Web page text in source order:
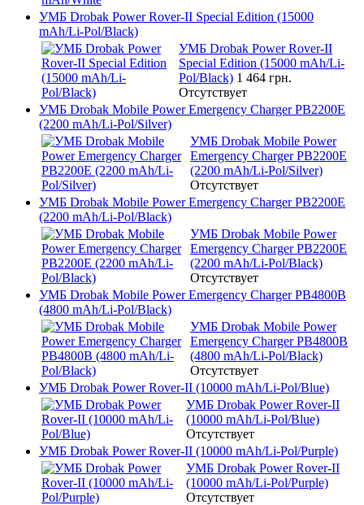
УМБ Drobak Power Rover-II Special Edition (15000
mAh/Li-Pol/Black)
УМБ Drobak Power Rover-II
Special Edition (15000 mAh/Li-
Pol/Black) 1 464 грн.
Отсутствует
УМБ Drobak Mobile Power Emergency Charger PB2200E
(2200 mAh/Li-Pol/Silver)
УМБ Drobak Mobile Power
Emergency Charger PB2200E
(2200 mAh/Li-Pol/Silver)
Отсутствует
УМБ Drobak Mobile Power Emergency Charger PB2200E
(2200 mAh/Li-Pol/Black)
УМБ Drobak Mobile Power
Emergency Charger PB2200E
(2200 mAh/Li-Pol/Black)
Отсутствует
УМБ Drobak Mobile Power Emergency Charger PB4800B
(4800 mAh/Li-Pol/Black)
УМБ Drobak Mobile Power
Emergency Charger PB4800B
(4800 mAh/Li-Pol/Black)
Отсутствует
УМБ Drobak Power Rover-II (10000 mAh/Li-Pol/Blue)
УМБ Drobak Power Rover-II
(10000 mAh/Li-Pol/Blue)
Отсутствует
УМБ Drobak Power Rover-II (10000 mAh/Li-Pol/Purple)
УМБ Drobak Power Rover-II
(10000 mAh/Li-Pol/Purple)
Отсутствует